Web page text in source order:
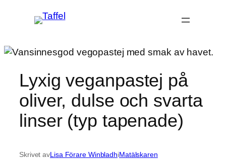
Lyxig veganpastej på
oliver, dulse och svarta
linser (typ tapenade)
Skrivet avLisa Förare WinbladhiMatälskaren